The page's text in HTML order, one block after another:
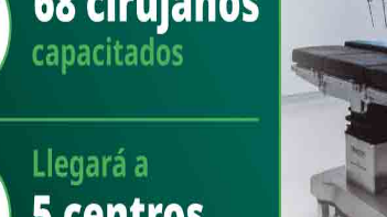
ENTREVISTAS
“¡MC irá solo en Sonora el 2027! no es una
decisión prematura, sino basada en
ENTREVISTAS
“La transformación de Guaymas apenas